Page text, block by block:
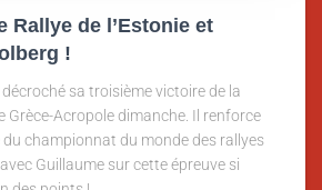
Rallye de l’Estonie et
!
sa troisième victoire de la
Grèce-Acropole dimanche. Il renforce
championnat du monde des rallyes
Guillaume sur cette épreuve si